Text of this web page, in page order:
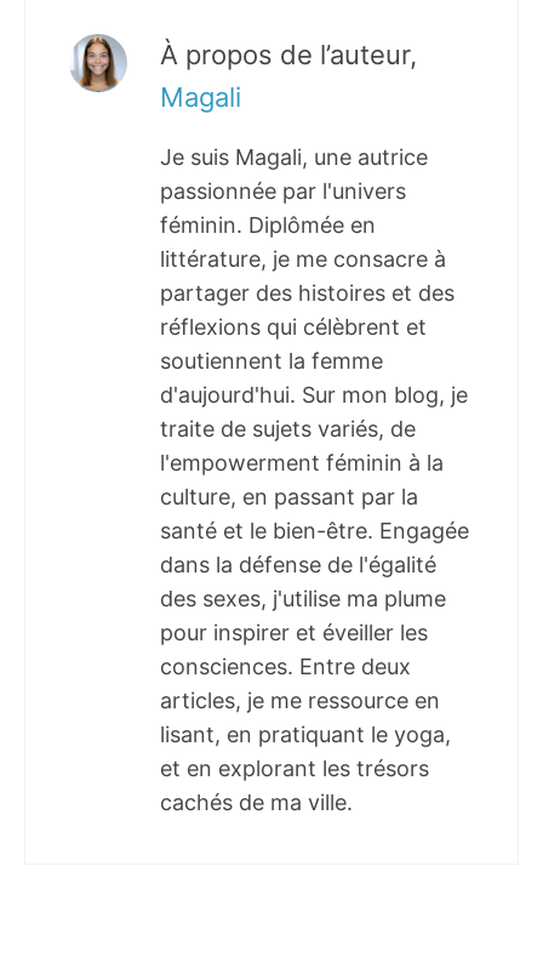
À propos de l’auteur,
Magali
Je suis Magali, une autrice
passionnée par l'univers
féminin. Diplômée en
littérature, je me consacre à
partager des histoires et des
réflexions qui célèbrent et
soutiennent la femme
d'aujourd'hui. Sur mon blog, je
traite de sujets variés, de
l'empowerment féminin à la
culture, en passant par la
santé et le bien-être. Engagée
dans la défense de l'égalité
des sexes, j'utilise ma plume
pour inspirer et éveiller les
consciences. Entre deux
articles, je me ressource en
lisant, en pratiquant le yoga,
et en explorant les trésors
cachés de ma ville.